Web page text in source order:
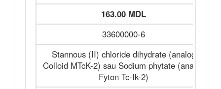
163.00 MDL
33600000-6
Stannous (II) chloride dihydrate (analog
Colloid MTcK-2) sau Sodium phytate (analog
Fyton Tc-Ik-2)